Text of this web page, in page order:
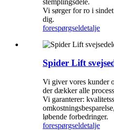
Vi sørger for ro i
dig.
forespørgseldetalje
Spider Lift
Vi giver vores kunder
der dækker alle
Vi garanterer:
løbende forbedringer.
forespørgseldetalje